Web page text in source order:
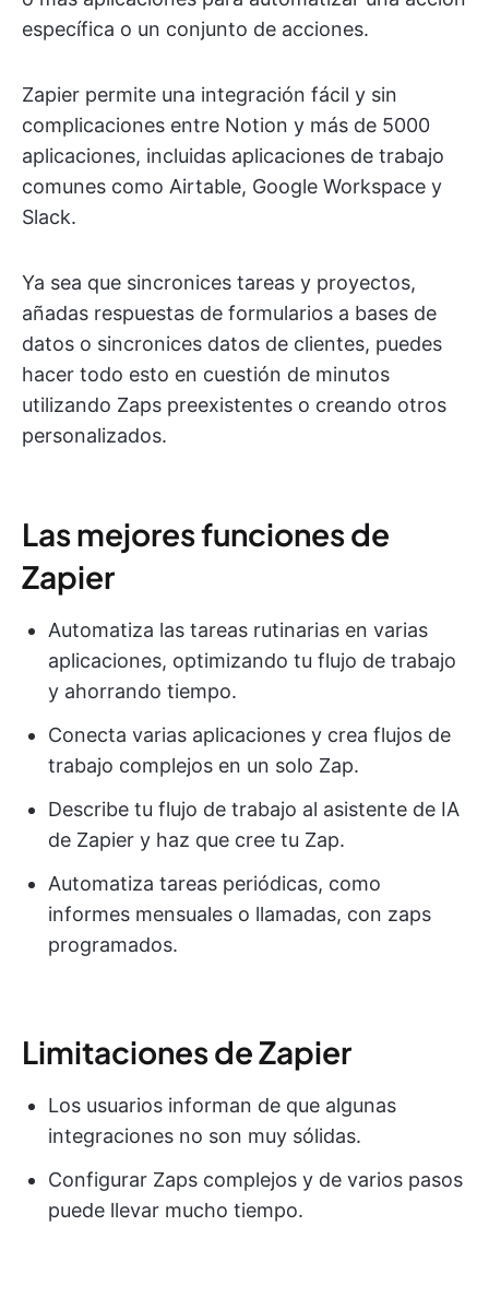
específica o un conjunto de acciones.
Zapier permite una integración fácil y sin
complicaciones entre Notion y más de 5000
aplicaciones, incluidas aplicaciones de trabajo
comunes como Airtable, Google Workspace y
Slack.
Ya sea que sincronices tareas y proyectos,
añadas respuestas de formularios a bases de
datos o sincronices datos de clientes, puedes
hacer todo esto en cuestión de minutos
utilizando Zaps preexistentes o creando otros
personalizados.
Las mejores funciones de
Zapier
Automatiza las tareas rutinarias en varias
aplicaciones, optimizando tu flujo de trabajo
y ahorrando tiempo.
Conecta varias aplicaciones y crea flujos de
trabajo complejos en un solo Zap.
Describe tu flujo de trabajo al asistente de IA
de Zapier y haz que cree tu Zap.
Automatiza tareas periódicas, como
informes mensuales o llamadas, con zaps
programados.
Limitaciones de Zapier
Los usuarios informan de que algunas
integraciones no son muy sólidas.
Configurar Zaps complejos y de varios pasos
puede llevar mucho tiempo.